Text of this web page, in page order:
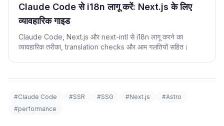
Claude Code से i18n लागू करें: Next.js के लिए
व्यावहारिक गाइड
Claude Code, Next.js और next-intl से i18n लागू करने का
व्यावहारिक तरीका, translation checks और आम गलतियों सहित।
#Claude Code #SSR #SSG #Next.js
#Astro
#performance